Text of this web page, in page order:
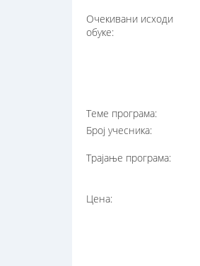
Очекивани исходи
обуке:
Теме програма:
Број учесника:
Трајање програма:
Цена: